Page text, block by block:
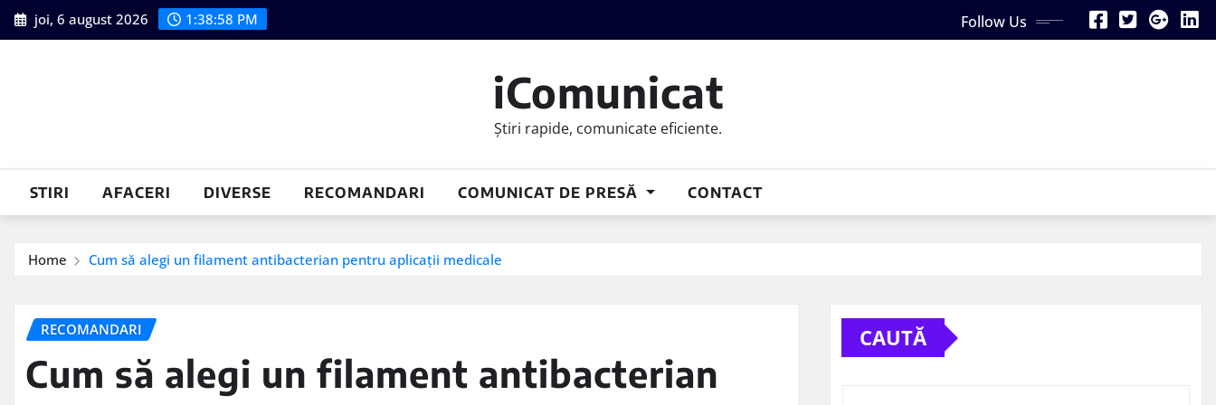
Skip
to
joi, 6 august 2026 1:38:59 PM Follow Us
iComunicat
Știri rapide, comunicate eficiente.
STIRI AFACERI DIVERSE RECOMANDARI COMUNICAT DE PRESĂ CONTACT
Home Cum să alegi un filament antibacterian pentru aplicații medicale
RECOMANDARI
Cum să alegi un filament antibacterian
CAUTĂ